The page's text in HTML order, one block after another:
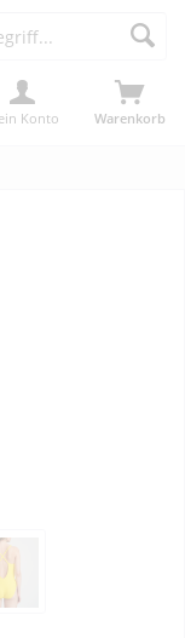
Warenkorb
Konto